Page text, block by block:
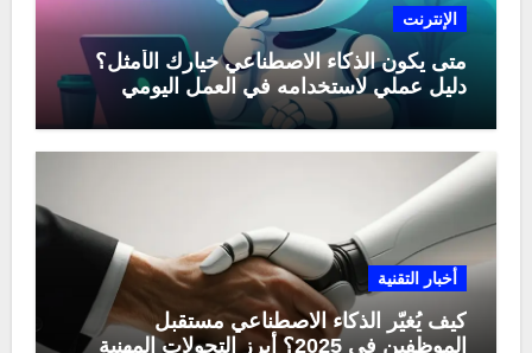
الإنترنت
متى يكون الذكاء الاصطناعي خيارك الأمثل؟
دليل عملي لاستخدامه في العمل اليومي
أخبار التقنية
كيف يُغيّر الذكاء الاصطناعي مستقبل
الموظفين في 2025؟ أبرز التحولات المهنية